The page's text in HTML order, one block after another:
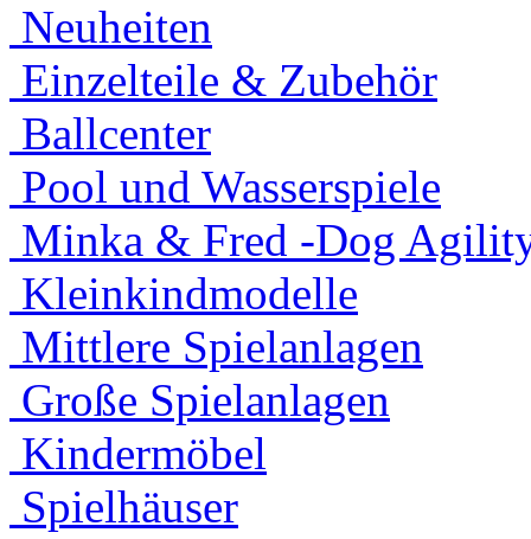
Neuheiten
Einzelteile & Zubehör
Ballcenter
Pool und Wasserspiele
Minka & Fred -Dog
Kleinkindmodelle
Mittlere Spielanlagen
Große Spielanlagen
Kindermöbel
Spielhäuser